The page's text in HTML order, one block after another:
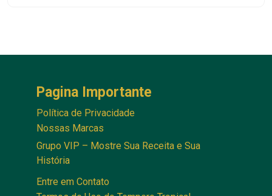
Pagina Importante
Política de Privacidade
Nossas Marcas
Grupo VIP – Mostre Sua Receita e Sua
História
Entre em Contato